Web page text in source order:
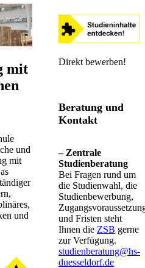
mit
und
mit
und
Direk​t bewerben!​
Beratung und
Kontakt
– Zentrale
Studienberatung
Bei Fragen rund um
die Studienwahl, die
Studienbewerbung,
und Fristen steht
Ihnen die Z​​SB​ gerne
zur Verfügung.
studienberatung@hs-
duesseldorf.de​